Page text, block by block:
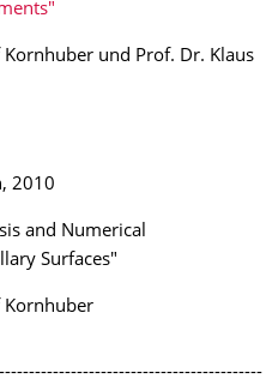
und Prof. Dr. Klaus
2010
and Numerical
Surfaces"
Kornhuber